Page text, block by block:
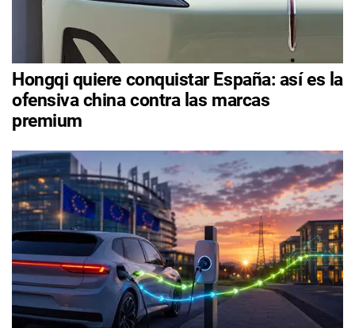
Hongqi quiere conquistar España: así es la
ofensiva china contra las marcas
premium